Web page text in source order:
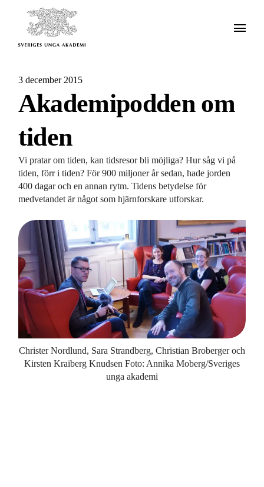
3 december 2015
Akademipodden om
tiden
Vi pratar om tiden, kan tidsresor bli möjliga? Hur såg vi på
tiden, förr i tiden? För 900 miljoner år sedan, hade jorden
400 dagar och en annan rytm. Tidens betydelse för
medvetandet är något som hjärnforskare utforskar.
Christer Nordlund, Sara Strandberg, Christian Broberger och
Kirsten Kraiberg Knudsen Foto: Annika Moberg/Sveriges
unga akademi